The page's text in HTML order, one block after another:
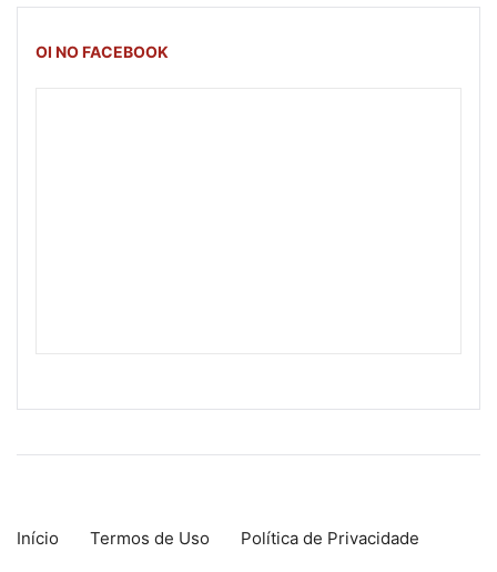
OI NO FACEBOOK
Início Termos de Uso Política de Privacidade